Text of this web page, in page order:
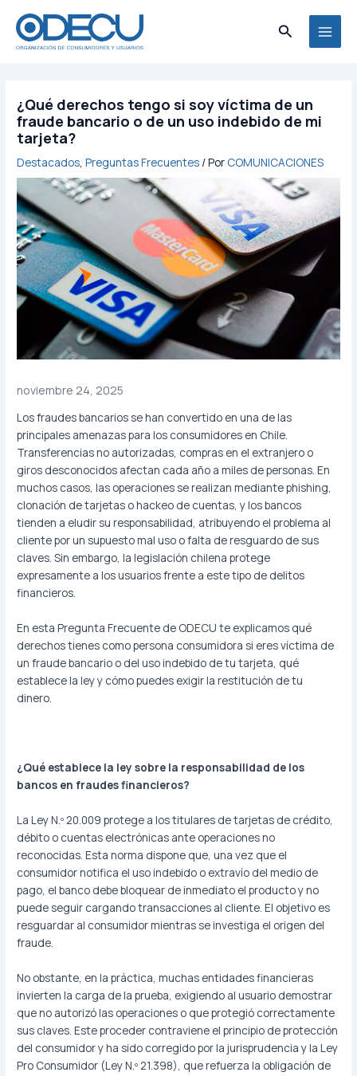
contenido
Buscar
¿Qué derechos tengo si soy víctima de un
fraude bancario o de un uso indebido de mi
tarjeta?
Destacados,Preguntas Frecuentes / Por COMUNICACIONES
noviembre 24, 2025
Los fraudes bancarios se han convertido en una de las
principales amenazas para los consumidores en Chile.
Transferencias no autorizadas, compras en el extranjero o
giros desconocidos afectan cada año a miles de personas. En
muchos casos, las operaciones se realizan mediante phishing,
clonación de tarjetas o hackeo de cuentas, y los bancos
tienden a eludir su responsabilidad, atribuyendo el problema al
cliente por un supuesto mal uso o falta de resguardo de sus
claves. Sin embargo, la legislación chilena protege
expresamente a los usuarios frente a este tipo de delitos
financieros.
En esta Pregunta Frecuente de ODECU te explicamos qué
derechos tienes como persona consumidora si eres víctima de
un fraude bancario o del uso indebido de tu tarjeta, qué
establece la ley y cómo puedes exigir la restitución de tu
dinero.
¿Qué establece la ley sobre la responsabilidad de los
bancos en fraudes financieros?
La Ley N.º 20.009 protege a los titulares de tarjetas de crédito,
débito o cuentas electrónicas ante operaciones no
reconocidas. Esta norma dispone que, una vez que el
consumidor notifica el uso indebido o extravío del medio de
pago, el banco debe bloquear de inmediato el producto y no
puede seguir cargando transacciones al cliente. El objetivo es
resguardar al consumidor mientras se investiga el origen del
fraude.
No obstante, en la práctica, muchas entidades financieras
invierten la carga de la prueba, exigiendo al usuario demostrar
que no autorizó las operaciones o que protegió correctamente
sus claves. Este proceder contraviene el principio de protección
del consumidor y ha sido corregido por la jurisprudencia y la Ley
Pro Consumidor (Ley N.º 21.398), que refuerza la obligación de